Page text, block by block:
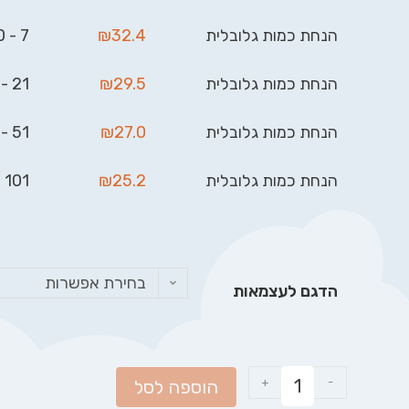
הנחת כמות גלובלית ₪32.4
7 - 20
הנחת כמות גלובלית ₪29.5
21 - 50
הנחת כמות גלובלית ₪27.0
51 - 100
הנחת כמות גלובלית ₪25.2
101 - 999
הדגם לעצמאות בחירת אפשרות
-
+ הוספה לסל